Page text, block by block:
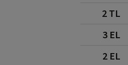
2 TL
3 EL
2 EL